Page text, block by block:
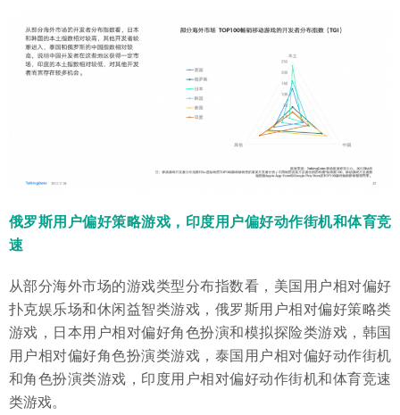
俄罗斯用户偏好策略游戏，印度用户偏好动作街机和体育竞
速
从部分海外市场的游戏类型分布指数看，美国用户相对偏好
扑克娱乐场和休闲益智类游戏，俄罗斯用户相对偏好策略类
游戏，日本用户相对偏好角色扮演和模拟探险类游戏，韩国
用户相对偏好角色扮演类游戏，泰国用户相对偏好动作街机
和角色扮演类游戏，印度用户相对偏好动作街机和体育竞速
类游戏。